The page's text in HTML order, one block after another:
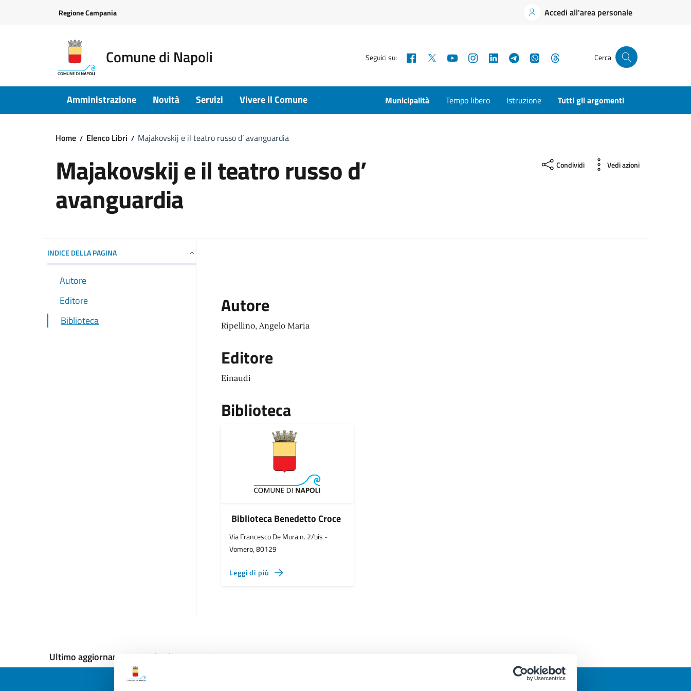
Regione Campania Accedi all'area personale
Comune di Napoli Seguici su: Facebook YouTubeInstagramLinkedInTelegramWhatsApp Cerca
Amministrazione Novità Servizi Vivere il Comune Municipalità Tempo libero Istruzione Tutti gli argomenti
Home Elenco Libri Majakovskij e il teatro russo d’ avanguardia
Majakovskij e il teatro russo d’
avanguardia
Condividi Vedi azioni
INDICE DELLA PAGINA
Autore
Editore
Biblioteca
Autore
Ripellino, Angelo Maria
Editore
Einaudi
Biblioteca
Biblioteca Benedetto Croce
Via Francesco De Mura n. 2/bis -
Vomero, 80129
Leggi di più
Ultimo aggiornamento: 13/12/2024, 11:00